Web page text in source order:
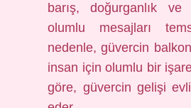
barış, doğurganlık
olumlu mesajları
nedenle, güvercin
insan için olumlu bir
göre, güvercin gelişi